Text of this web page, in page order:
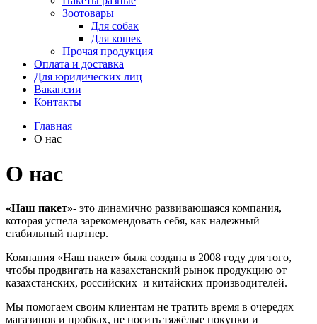
Зоотовары
Для собак
Для кошек
Прочая продукция
Оплата и доставка
Для юридических лиц
Вакансии
Контакты
Главная
О нас
О нас
«Наш пакет»- это динамично развивающаяся компания,
которая успела зарекомендовать себя, как надежный
стабильный партнер.
Компания «Наш пакет» была создана в 2008 году для того,
чтобы продвигать на казахстанский рынок продукцию от
казахстанских, российских и китайских производителей.
Мы помогаем своим клиентам не тратить время в очередях
магазинов и пробках, не носить тяжёлые покупки и